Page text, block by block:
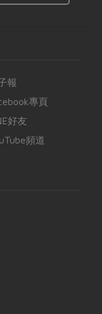
報
專頁
好友
頻道